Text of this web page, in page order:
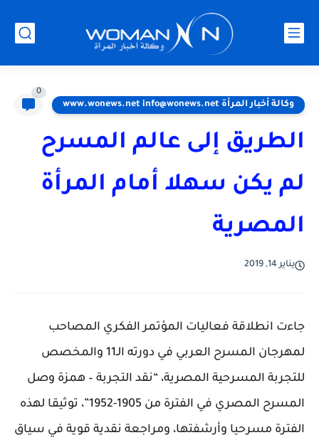
وكالة أخبار المرأة www.wonews.net info@wonews.net
0
الطريق إلى عالم المسرح
لم يكن سهلا أمام المرأة
المصرية
يناير 14, 2019
جاءت انطلاقة فعاليات المؤتمر الفكري المصاحب
لمهرجان المسرح العربي في دورته الـ11 والمخصص
للتجربة المسرحية المصرية، “نقد التجربة – همزة وصل
المسرح المصري في الفترة من 1905-1952”، توثيقا لهذه
الفترة مسرحيا وأرشفتها، ومراجعة نقدية قوية في سياق